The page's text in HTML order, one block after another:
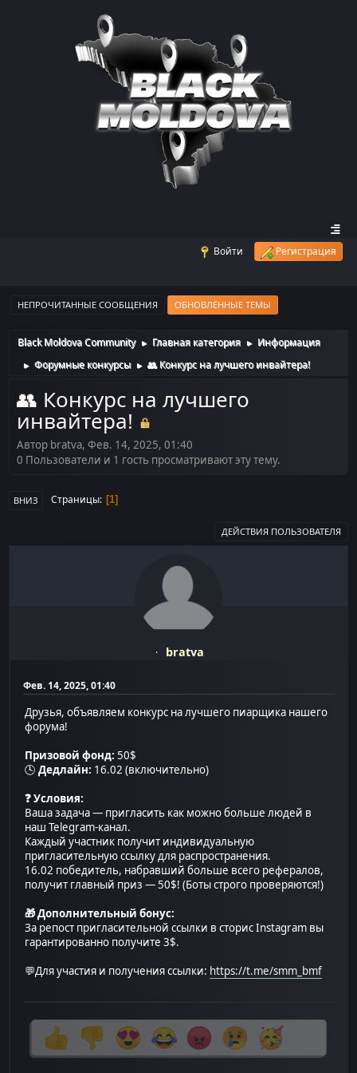
Войти Регистрация
НЕПРОЧИТАННЫЕ СООБЩЕНИЯ ОБНОВЛЁННЫЕ ТЕМЫ
Black Moldova Community ► Главная категория ► Информация
► Форумные конкурсы ► 👥 Конкурс на лучшего инвайтера!
👥 Конкурс на лучшего
инвайтера!
Автор bratva, Фев. 14, 2025, 01:40
0 Пользователи и 1 гость просматривают эту тему.
ВНИЗ Страницы 1
ДЕЙСТВИЯ ПОЛЬЗОВАТЕЛЯ
bratva
Фев. 14, 2025, 01:40
Друзья, объявляем конкурс на лучшего пиарщика нашего
форума!
Призовой фонд: 50$
🕓Дедлайн: 16.02 (включительно)
❓ Условия:
Ваша задача — пригласить как можно больше людей в
наш Telegram-канал.
Каждый участник получит индивидуальную
пригласительную ссылку для распространения.
16.02 победитель, набравший больше всего рефералов,
получит главный приз — 50$! (Боты строго проверяются!)
🎁 Дополнительный бонус:
За репост пригласительной ссылки в сторис Instagram вы
гарантированно получите 3$.
💬Для участия и получения ссылки: https://t.me/smm_bmf